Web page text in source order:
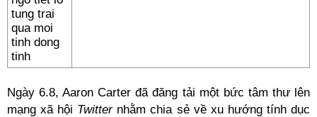
Ngày 6.8, Aaron Carter đã đăng tải một bức tâm thư lên
mạng xã hội Twitternhằm chia sẻ về xu hướng tính dục